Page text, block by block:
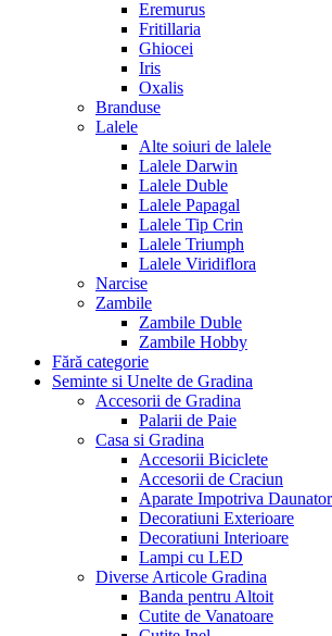
Eremurus
Fritillaria
Ghiocei
Iris
Oxalis
Branduse
Lalele
Alte soiuri de lalele
Lalele Darwin
Lalele Duble
Lalele Papagal
Lalele Tip Crin
Lalele Triumph
Lalele Viridiflora
Narcise
Zambile
Zambile Duble
Zambile Hobby
Fără categorie
Seminte si Unelte de Gradina
Accesorii de Gradina
Palarii de Paie
Casa si Gradina
Accesorii Biciclete
Accesorii de Craciun
Aparate Impotriva
Decoratiuni Exterioare
Decoratiuni Interioare
Lampi cu LED
Diverse Articole Gradina
Banda pentru Altoit
Cutite de Vanatoare